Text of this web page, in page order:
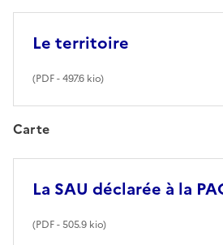
Le territoire
(PDF- 497.6 kio)
Carte
La SAU déclarée à la
(PDF- 505.9 kio)